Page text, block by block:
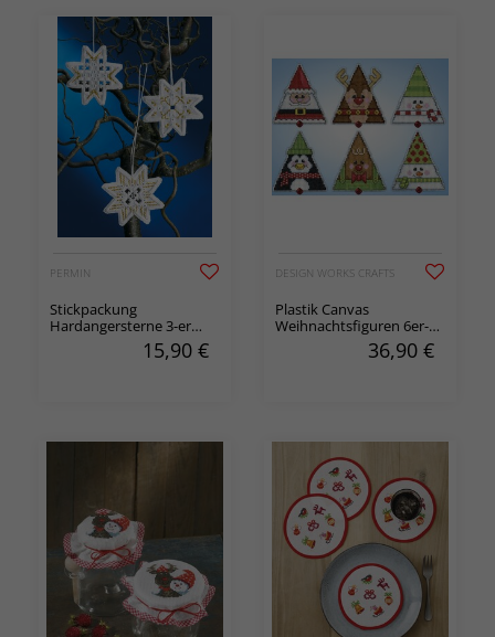
PERMIN
Stickpackung
Hardangersterne 3-er
15,90 €
DESIGN WORKS CRAFTS
Plastik Canvas
Weihnachtsfiguren 6er-
36,90 €